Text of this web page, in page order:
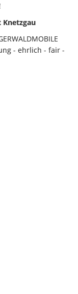
Knetzgau
- ehrlich - fair -